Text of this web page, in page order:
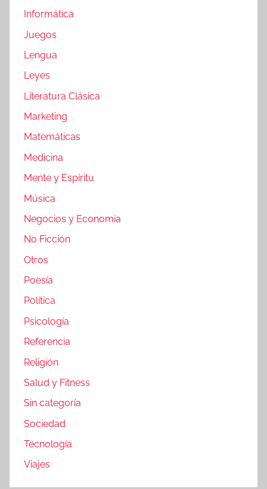
Informática
Juegos
Lengua
Leyes
Literatura Clásica
Marketing
Matemáticas
Medicina
Mente y Espíritu
Música
Negocios y Economia
No Ficción
Otros
Poesía
Política
Psicología
Referencia
Religión
Salud y Fitness
Sin categoría
Sociedad
Tecnología
Viajes